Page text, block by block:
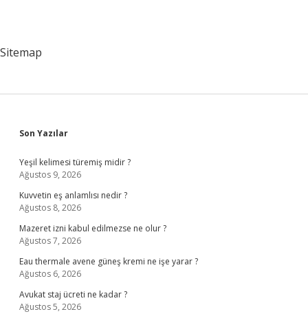
Sitemap
Sidebar
Son Yazılar
Yeşil kelimesi türemiş midir ?
Ağustos 9, 2026
Kuvvetin eş anlamlısı nedir ?
Ağustos 8, 2026
Mazeret izni kabul edilmezse ne olur ?
Ağustos 7, 2026
Eau thermale avene güneş kremi ne işe yarar ?
Ağustos 6, 2026
Avukat staj ücreti ne kadar ?
Ağustos 5, 2026